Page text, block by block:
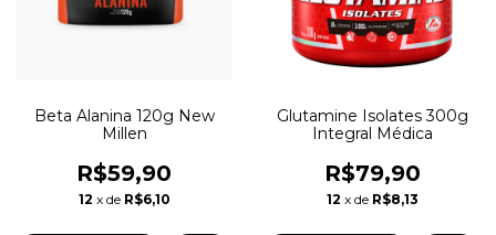
Beta Alanina 120g New
Millen
R$59,90
12 x de R$6,10
Glutamine Isolates 300g
Integral Médica
R$79,90
12 x de R$8,13